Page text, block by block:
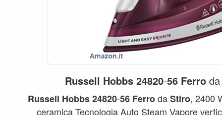
Russell Hobbs 24820-56 Ferro
Russell Hobbs 24820-56 FerrodaStiro, 2400
ceramica Tecnologia Auto Steam Vapore